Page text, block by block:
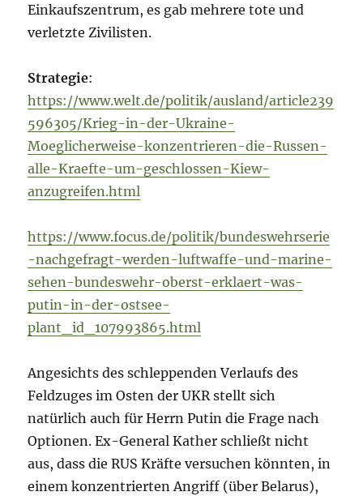
Einkaufszentrum, es gab mehrere tote und
verletzte Zivilisten.
Strategie:
https://www.welt.de/politik/ausland/article239
596305/Krieg-in-der-Ukraine-
Moeglicherweise-konzentrieren-die-Russen-
alle-Kraefte-um-geschlossen-Kiew-
anzugreifen.html
https://www.focus.de/politik/bundeswehrserie
-nachgefragt-werden-luftwaffe-und-marine-
sehen-bundeswehr-oberst-erklaert-was-
putin-in-der-ostsee-
plant_id_107993865.html
Angesichts des schleppenden Verlaufs des
Feldzuges im Osten der UKR stellt sich
natürlich auch für Herrn Putin die Frage nach
Optionen. Ex-General Kather schließt nicht
aus, dass die RUS Kräfte versuchen könnten, in
einem konzentrierten Angriff (über Belarus),